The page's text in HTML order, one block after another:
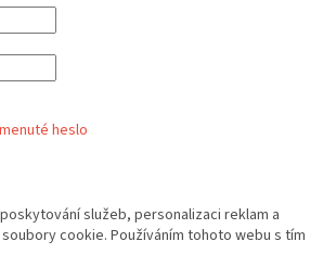
heslo
služeb, personalizaci reklam a
cookie. Používáním tohoto webu s tím